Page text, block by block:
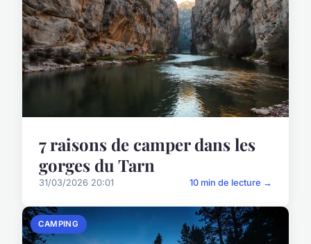
7 raisons de camper dans les
gorges du Tarn
31/03/2026 20:01 10 min de lecture →
CAMPING